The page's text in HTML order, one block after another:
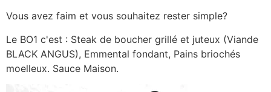
Vous avez faim et vous souhaitez rester simple?
Le BO1 c'est : Steak de boucher grillé et juteux (Viande
BLACK ANGUS), Emmental fondant, Pains briochés
moelleux. Sauce Maison.